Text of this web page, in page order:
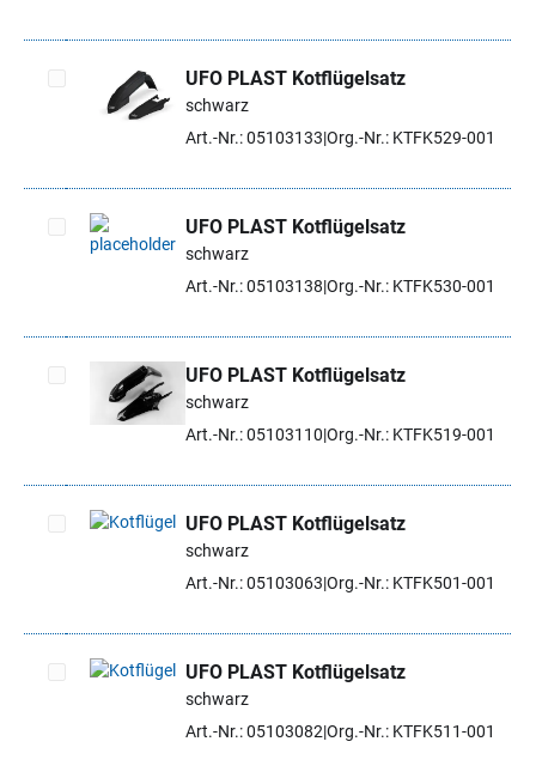
Artikel auswählen
UFO PLAST Kotflügelsatz
schwarz
Art.-Nr.: 05103133 Org.-Nr.: KTFK529-001
Artikel auswählen
UFO PLAST Kotflügelsatz
schwarz
Art.-Nr.: 05103138 Org.-Nr.: KTFK530-001
Artikel auswählen
UFO PLAST Kotflügelsatz
schwarz
Art.-Nr.: 05103110 Org.-Nr.: KTFK519-001
Artikel auswählen
UFO PLAST Kotflügelsatz
schwarz
Art.-Nr.: 05103063 Org.-Nr.: KTFK501-001
Artikel auswählen
UFO PLAST Kotflügelsatz
schwarz
Art.-Nr.: 05103082 Org.-Nr.: KTFK511-001